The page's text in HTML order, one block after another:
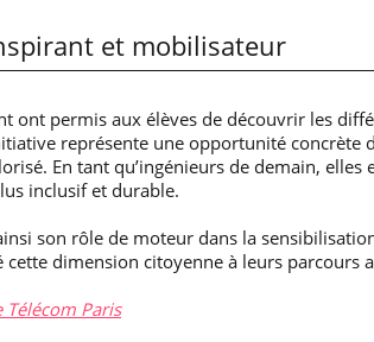
et mobilisateur
ont permis aux élèves de découvrir les
représente une opportunité concrète
En tant qu’ingénieurs de demain,
inclusif et durable.
son rôle de moteur dans la
dimension citoyenne à leurs parcours
Télécom Paris